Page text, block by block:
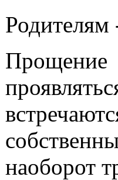
Родителям
наоборот